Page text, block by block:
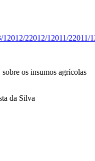
1 2012/22012/1 2011/22011/1
os insumos agrícolas
da Silva